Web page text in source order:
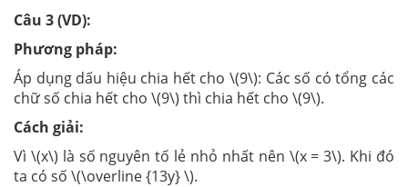
Câu 3 (VD):
Phương pháp:
Áp dụng dấu hiệu chia hết cho \(9\): Các số có tổng các
chữ số chia hết cho \(9\) thì chia hết cho \(9\).
Cách giải:
Vì \(x\) là số nguyên tố lẻ nhỏ nhất nên \(x = 3\). Khi đó
ta có số \(\overline {13y} \).